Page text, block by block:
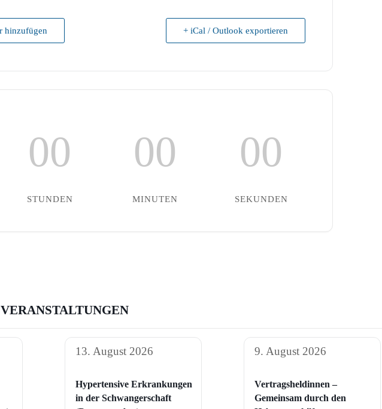
hinzufügen + iCal / Outlook exportieren
00
STUNDEN
00
MINUTEN
00
SEKUNDEN
13. August 2026
Hypertensive Erkrankungen
in der Schwangerschaft​
9. August 2026
Vertragsheldinnen –
Gemeinsam durch den